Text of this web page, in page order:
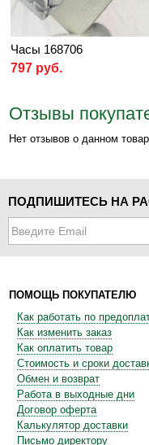
Часы 168706
797 руб.
Отзывы
Нет отзывов о данном
ПОДПИШИТЕСЬ НА
ПОМОЩЬ ПОКУПАТЕЛЮ
Как работать по
Как изменить заказ
Как оплатить товар
Стоимость и сроки
Обмен и возврат
Работа в выходные дни
Договор оферта
Калькулятор доставки
Письмо директору